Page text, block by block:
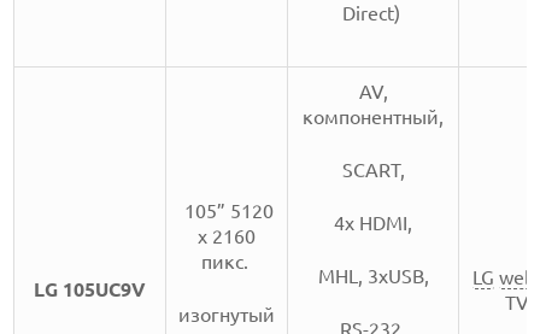
Direct)
LG 105UC9V
105” 5120
x 2160
пикс.
изогнутый
AV,
компонентный,
SCART,
4x HDMI,
MHL, 3xUSB,
RS-232,
LG
TV